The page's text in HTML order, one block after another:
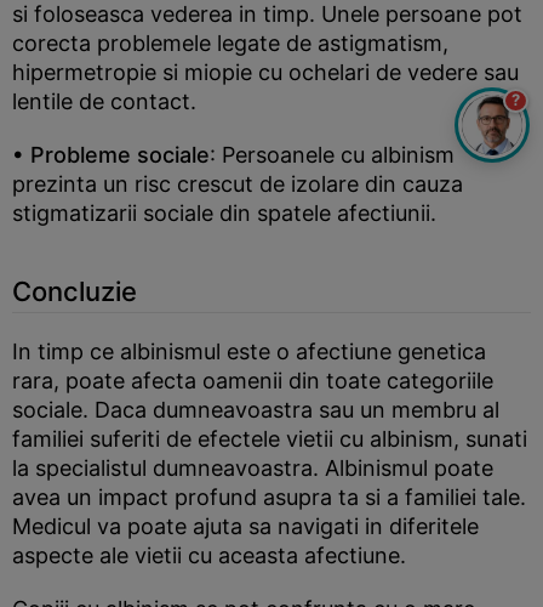
si foloseasca vederea in timp. Unele persoane pot
corecta problemele legate de astigmatism,
hipermetropie si miopie cu ochelari de vedere sau
lentile de contact.
• Probleme sociale: Persoanele cu albinism
prezinta un risc crescut de izolare din cauza
stigmatizarii sociale din spatele afectiunii.
Concluzie
In timp ce albinismul este o afectiune genetica
rara, poate afecta oamenii din toate categoriile
sociale. Daca dumneavoastra sau un membru al
familiei suferiti de efectele vietii cu albinism, sunati
la specialistul dumneavoastra. Albinismul poate
avea un impact profund asupra ta si a familiei tale.
Medicul va poate ajuta sa navigati in diferitele
aspecte ale vietii cu aceasta afectiune.
?